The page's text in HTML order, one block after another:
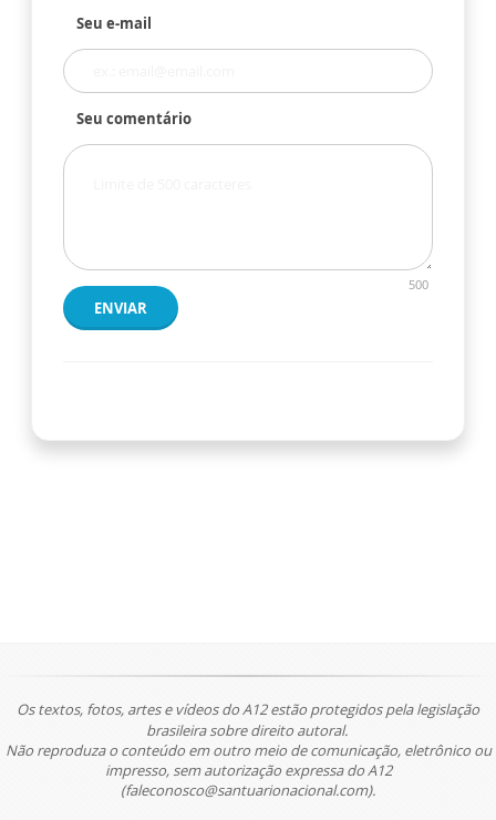
Seu e-mail
Seu comentário
500
ENVIAR
Os textos, fotos, artes e vídeos do A12 estão protegidos pela legislação
brasileira sobre direito autoral.
Não reproduza o conteúdo em outro meio de comunicação, eletrônico ou
impresso, sem autorização expressa do A12
(faleconosco@santuarionacional.com).